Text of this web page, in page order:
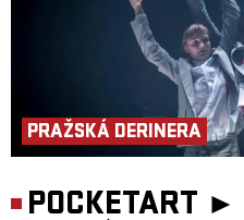
PRAŽSKÁ DERINERA
POCKETART ►